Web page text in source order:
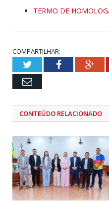
TERMO DE
COMPARTILHAR:
TwitterFacebook
Email
CONTEÚDO RELACIONADO